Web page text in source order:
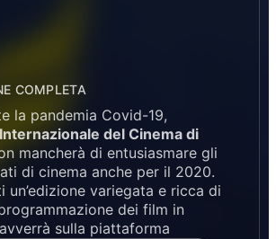
COMPLETA
la pandemia Covid-19,
del Cinema di
mancherà di entusiasmare gli
di cinema anche per il 2020.
un’edizione variegata e ricca di
dei film in
sulla piattaforma